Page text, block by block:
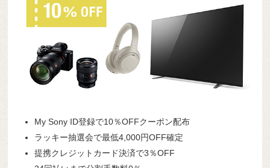
My Sony ID登録で10％OFFクーポン配布
ラッキー抽選会で最低4,000円OFF確定
提携クレジットカード決済で3％OFF